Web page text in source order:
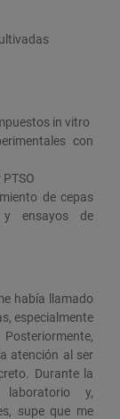
in vitro
con
de cepas
y ensayos de
había llamado
especialmente
atención al ser
Durante la
y,
supe que me